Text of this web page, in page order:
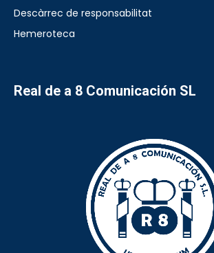
Descàrrec de responsabilitat
Hemeroteca
Real de a 8 Comunicación SL